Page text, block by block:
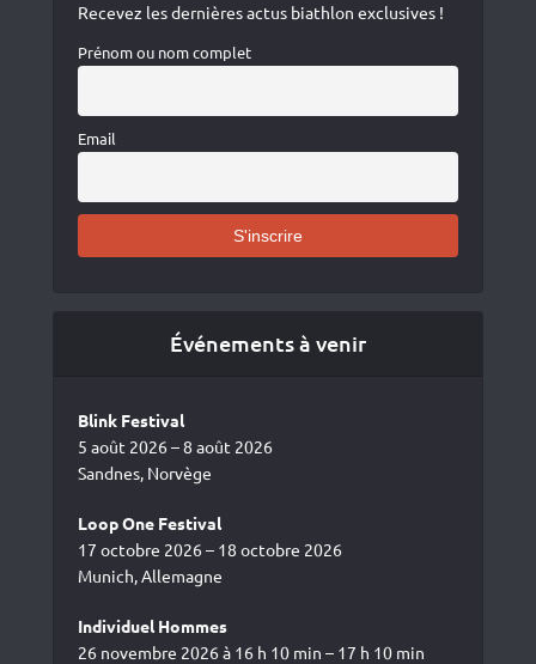
Recevez les dernières actus biathlon exclusives !
Prénom ou nom complet
Email
Événements à venir
Blink Festival
5 août 2026 – 8 août 2026
Sandnes, Norvège
Loop One Festival
17 octobre 2026 – 18 octobre 2026
Munich, Allemagne
Individuel Hommes
26 novembre 2026 à 16 h 10 min – 17 h 10 min